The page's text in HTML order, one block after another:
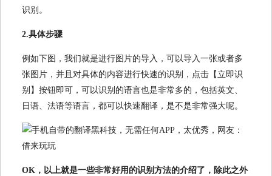
识别。
2.具体步骤
例如下图，我们就是进行图片的导入，可以导入一张或者多
张图片，并且对具体的内容进行快速的识别，点击【立即识
别】按钮即可，可以识别的语言也是非常多的，包括英文、
日语、法语等语言，都可以快速翻译，是不是非常强大呢。
OK，以上就是一些非常好用的识别方法的介绍了，除此之外